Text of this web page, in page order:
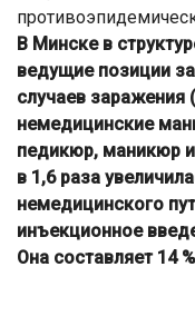
В Минске в
ведущие позиции
случаев
немедицинские
педикюр, маникюр
в 1,6 раза
немедицинского
инъекционное
Она составляет 14